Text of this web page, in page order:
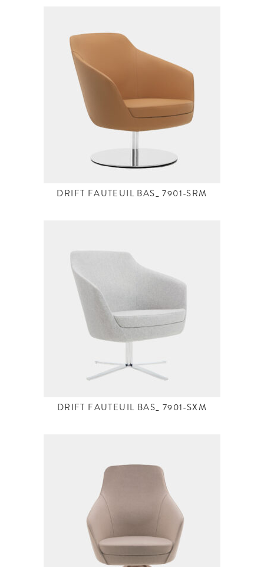
DRIFT FAUTEUIL BAS_ 7901-SRM
DRIFT FAUTEUIL BAS_ 7901-SXM